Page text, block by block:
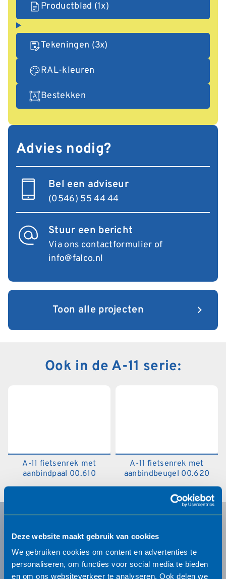
Deze website maakt gebruik van cookies
We gebruiken cookies om content en advertenties te
personaliseren, om functies voor social media te bieden
en om ons websiteverkeer te analyseren. Ook delen we
Productblad (1x)
Tekeningen (3x)
RAL-kleuren
Bestekken
Advies nodig?
Bel een adviseur
(0546) 55 44 44
Stuur een bericht
Via ons contactformulier of
info@falco.nl
Toon alle projecten
Ook in de A-11 serie:
A-11 fietsenrek met
aanbindpaal 00.610
A-11 fietsenrek met
aanbindbeugel 00.620
Schrijf u in voor onze
nieuwsbrief